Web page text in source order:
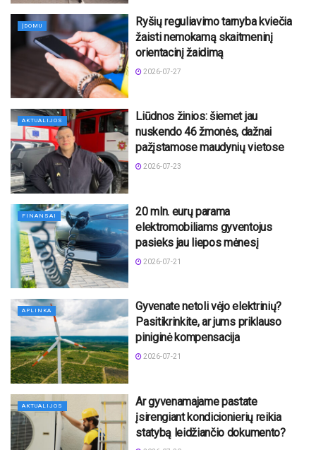
ĮDOMU
Ryšių reguliavimo tarnyba kviečia
žaisti nemokamą skaitmeninį
orientacinį žaidimą
2026-07-27
AKTUALIJOS
Liūdnos žinios: šiemet jau
nuskendo 46 žmonės, dažnai
pažįstamose maudynių vietose
2026-07-23
FINANSAI
20 mln. eurų parama
elektromobiliams gyventojus
pasieks jau liepos mėnesį
2026-07-21
APLINKA
Gyvenate netoli vėjo elektrinių?
Pasitikrinkite, ar jums priklauso
piniginė kompensacija
2026-07-21
AKTUALIJOS
Ar gyvenamajame pastate
įsirengiant kondicionierių reikia
statybą leidžiančio dokumento?